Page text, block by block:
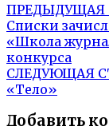
ПРЕДЫДУЩАЯ
Списки
«Школа
конкурса
СЛЕДУЮЩАЯ
«Тело»
Добавить